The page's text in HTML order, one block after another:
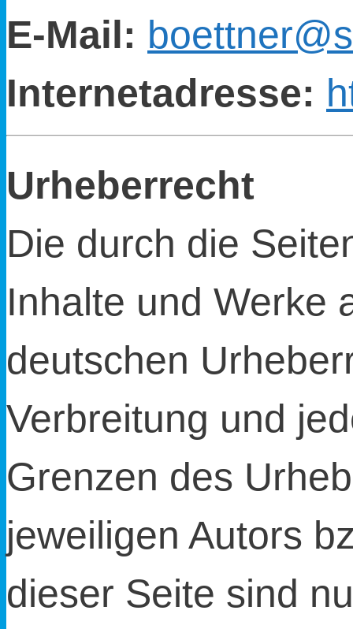
E-Mail:
Internetadresse:
Urheberrecht
Die durch die
Inhalte und Werke
deutschen
Verbreitung und
Grenzen des
jeweiligen Autors
dieser Seite sind